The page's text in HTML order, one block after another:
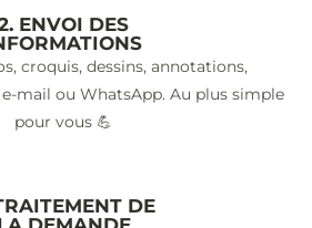
ENVOI DES
croquis, dessins, annotations,
mail ou WhatsApp. Au plus simple
pour vous 💪
DE